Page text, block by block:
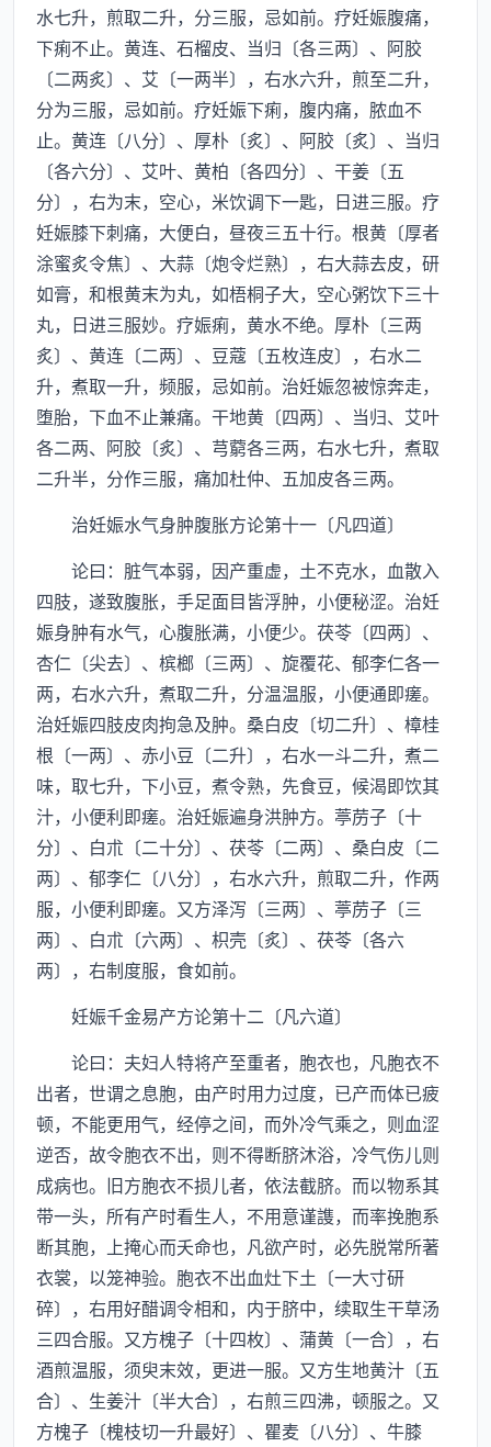
水七升，煎取二升，分三服，忌如前。疗妊娠腹痛，
下痢不止。黄连、石榴皮、当归〔各三两〕、阿胶
〔二两炙〕、艾〔一两半〕，右水六升，煎至二升，
分为三服，忌如前。疗妊娠下痢，腹内痛，脓血不
止。黄连〔八分〕、厚朴〔炙〕、阿胶〔炙〕、当归
〔各六分〕、艾叶、黄柏〔各四分〕、干姜〔五
分〕，右为末，空心，米饮调下一匙，日进三服。疗
妊娠膝下刺痛，大便白，昼夜三五十行。根黄〔厚者
涂蜜炙令焦〕、大蒜〔炮令烂熟〕，右大蒜去皮，研
如膏，和根黄末为丸，如梧桐子大，空心粥饮下三十
丸，日进三服妙。疗娠痢，黄水不绝。厚朴〔三两
炙〕、黄连〔二两〕、豆蔻〔五枚连皮〕，右水二
升，煮取一升，频服，忌如前。治妊娠忽被惊奔走，
堕胎，下血不止兼痛。干地黄〔四两〕、当归、艾叶
各二两、阿胶〔炙〕、芎藭各三两，右水七升，煮取
二升半，分作三服，痛加杜仲、五加皮各三两。
治妊娠水气身肿腹胀方论第十一〔凡四道〕
论曰：脏气本弱，因产重虚，土不克水，血散入
四肢，遂致腹胀，手足面目皆浮肿，小便秘涩。治妊
娠身肿有水气，心腹胀满，小便少。茯苓〔四两〕、
杏仁〔尖去〕、槟榔〔三两〕、旋覆花、郁李仁各一
两，右水六升，煮取二升，分温温服，小便通即瘥。
治妊娠四肢皮肉拘急及肿。桑白皮〔切二升〕、樟桂
根〔一两〕、赤小豆〔二升〕，右水一斗二升，煮二
味，取七升，下小豆，煮令熟，先食豆，候渴即饮其
汁，小便利即瘥。治妊娠遍身洪肿方。葶苈子〔十
分〕、白朮〔二十分〕、茯苓〔二两〕、桑白皮〔二
两〕、郁李仁〔八分〕，右水六升，煎取二升，作两
服，小便利即瘥。又方泽泻〔三两〕、葶苈子〔三
两〕、白朮〔六两〕、枳壳〔炙〕、茯苓〔各六
两〕，右制度服，食如前。
妊娠千金易产方论第十二〔凡六道〕
论曰：夫妇人特将产至重者，胞衣也，凡胞衣不
出者，世谓之息胞，由产时用力过度，已产而体已疲
顿，不能更用气，经停之间，而外冷气乘之，则血涩
逆否，故令胞衣不出，则不得断脐沐浴，冷气伤儿则
成病也。旧方胞衣不损儿者，依法截脐。而以物系其
带一头，所有产时看生人，不用意谨謢，而率挽胞系
断其胞，上掩心而夭命也，凡欲产时，必先脱常所著
衣裳，以笼神验。胞衣不出血灶下土〔一大寸研
碎〕，右用好醋调令相和，内于脐中，续取生干草汤
三四合服。又方槐子〔十四枚〕、蒲黄〔一合〕，右
酒煎温服，须臾末效，更进一服。又方生地黄汁〔五
合〕、生姜汁〔半大合〕，右煎三四沸，顿服之。又
方槐子〔槐枝切一升最好〕、瞿麦〔八分〕、牛膝